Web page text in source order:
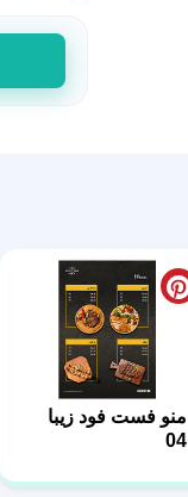
منوی
فست
فود
منو فست فود زیبا
04